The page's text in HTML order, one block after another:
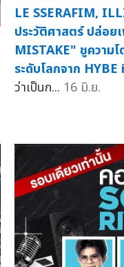
LE SSERAFIM,
ประวัติศาสตร์ ปล่อ
MISTAKE" ชูความโ
ระดับโลกจาก
ว่าเป็นก... 16 มิ.ย.